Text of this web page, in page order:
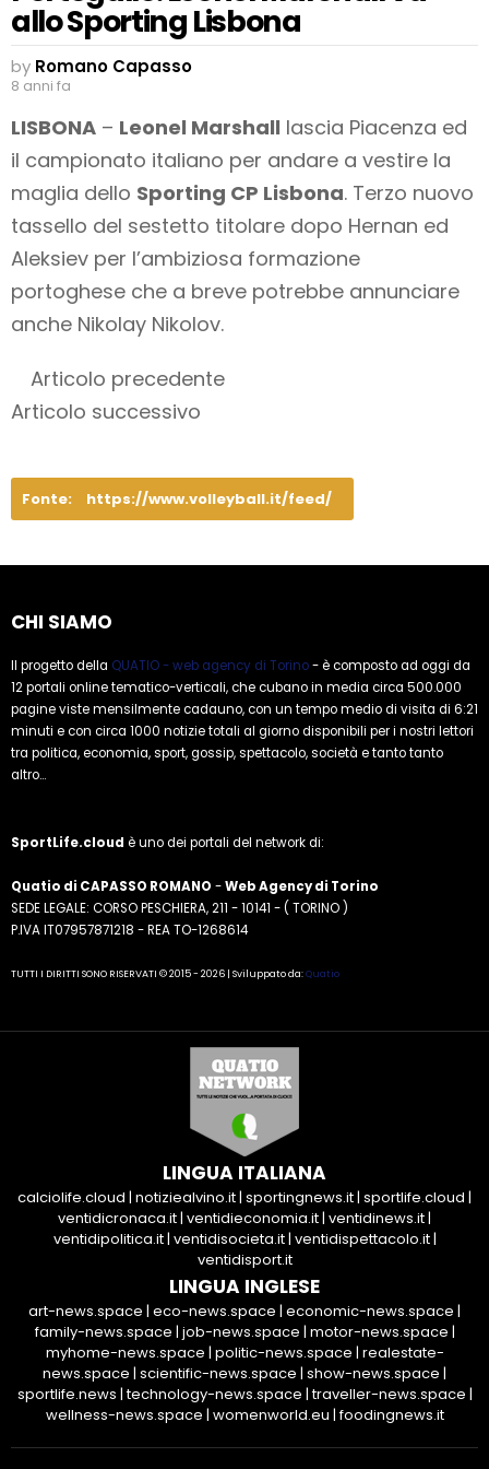
allo Sporting Lisbona
by Romano Capasso
8 anni fa
LISBONA – Leonel Marshall lascia Piacenza ed
il campionato italiano per andare a vestire la
maglia dello Sporting CP Lisbona. Terzo nuovo
tassello del sestetto titolare dopo Hernan ed
Aleksiev per l’ambiziosa formazione
portoghese che a breve potrebbe annunciare
anche Nikolay Nikolov.
Articolo precedente
Articolo successivo
Fonte: https://www.volleyball.it/feed/
CHI SIAMO
Il progetto della QUATIO - web agency di Torino- è composto ad oggi da
12 portali online tematico-verticali, che cubano in media circa 500.000
pagine viste mensilmente cadauno, con un tempo medio di visita di 6:21
minuti e con circa 1000 notizie totali al giorno disponibili per i nostri lettori
tra politica, economia, sport, gossip, spettacolo, società e tanto tanto
altro...
SportLife.cloud è uno dei portali del network di:
Quatio di CAPASSO ROMANO -Web Agency di Torino
SEDE LEGALE: CORSO PESCHIERA, 211 - 10141 - ( TORINO )
P.IVA IT07957871218 - REA TO-1268614
TUTTI I DIRITTI SONO RISERVATI © 2015 - 2026 | Sviluppato da:Quatio
LINGUA ITALIANA
calciolife.cloud | notiziealvino.it| sportingnews.it| sportlife.cloud |
ventidicronaca.it| ventidieconomia.it| ventidinews.it|
ventidipolitica.it| ventidisocieta.it| ventidispettacolo.it|
ventidisport.it
LINGUA INGLESE
art-news.space | eco-news.space | economic-news.space |
family-news.space | job-news.space | motor-news.space |
myhome-news.space | politic-news.space | realestate-
news.space | scientific-news.space | show-news.space |
sportlife.news |technology-news.space |traveller-news.space |
wellness-news.space | womenworld.eu |foodingnews.it